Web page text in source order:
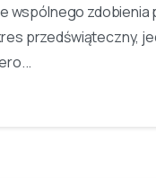
wspólnego
przedświąteczny,